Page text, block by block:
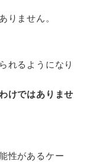
りません。
れるようになり
けではありませ
性があるケー